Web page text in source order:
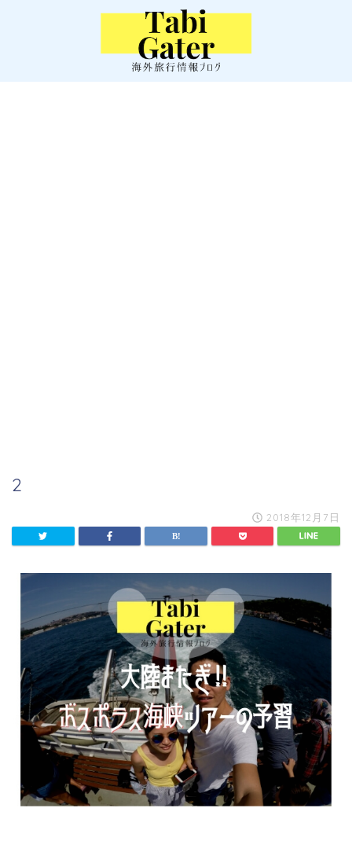
2
2018年12月7日